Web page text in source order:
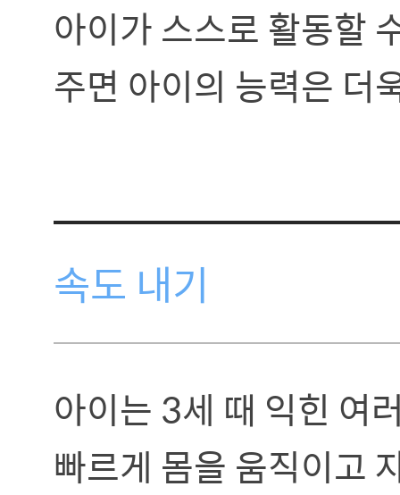
아이가 스스로 활동할
주면 아이의 능력은 더
속도 내기
아이는 3세 때 익힌 여
빠르게 몸을 움직이고